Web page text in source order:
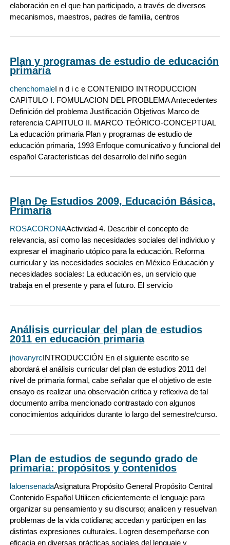
elaboración en el que han participado, a través de diversos
mecanismos, maestros, padres de familia, centros
Plan y programas de estudio de educación
primaria
chenchomaleI n d i c e CONTENIDO INTRODUCCION
CAPITULO I. FOMULACION DEL PROBLEMA Antecedentes
Definición del problema Justificación Objetivos Marco de
referencia CAPITULO II. MARCO TEÓRICO-CONCEPTUAL
La educación primaria Plan y programas de estudio de
educación primaria, 1993 Enfoque comunicativo y funcional del
español Características del desarrollo del niño según
Plan De Estudios 2009, Educación Básica,
Primaria
ROSACORONAActividad 4. Describir el concepto de
relevancia, así como las necesidades sociales del individuo y
expresar el imaginario utópico para la educación. Reforma
curricular y las necesidades sociales en México Educación y
necesidades sociales: La educación es, un servicio que
trabaja en el presente y para el futuro. El servicio
Análisis curricular del plan de estudios
2011 en educación primaria
jhovanyrcINTRODUCCIÓN En el siguiente escrito se
abordará el análisis curricular del plan de estudios 2011 del
nivel de primaria formal, cabe señalar que el objetivo de este
ensayo es realizar una observación crítica y reflexiva de tal
documento arriba mencionado contrastado con algunos
conocimientos adquiridos durante lo largo del semestre/curso.
Plan de estudios de segundo grado de
primaria: propósitos y contenidos
laloensenadaAsignatura Propósito General Propósito Central
Contenido Español Utilicen eficientemente el lenguaje para
organizar su pensamiento y su discurso; analicen y resuelvan
problemas de la vida cotidiana; accedan y participen en las
distintas expresiones culturales. Logren desempeñarse con
eficacia en diversas prácticas sociales del lenguaje y